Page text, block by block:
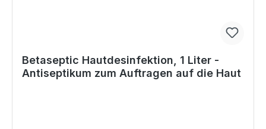
Betaseptic Hautdesinfektion, 1 Liter -
Antiseptikum zum Auftragen auf die Haut